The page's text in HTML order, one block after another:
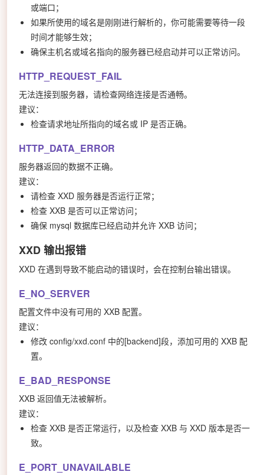
或端口；
如果所使用的域名是刚刚进行解析的，你可能需要等待一段
时间才能够生效；
确保主机名或域名指向的服务器已经启动并可以正常访问。
HTTP_REQUEST_FAIL
无法连接到服务器，请检查网络连接是否通畅。
建议：
检查请求地址所指向的域名或 IP 是否正确。
HTTP_DATA_ERROR
服务器返回的数据不正确。
建议：
请检查 XXD 服务器是否运行正常；
检查 XXB 是否可以正常访问；
确保 mysql 数据库已经启动并允许 XXB 访问；
XXD 输出报错
XXD 在遇到导致不能启动的错误时，会在控制台输出错误。
E_NO_SERVER
配置文件中没有可用的 XXB 配置。
建议：
修改 config/xxd.conf 中的[backend]段，添加可用的 XXB 配
置。
E_BAD_RESPONSE
XXB 返回值无法被解析。
建议：
检查 XXB 是否正常运行，以及检查 XXB 与 XXD 版本是否一
致。
E_PORT_UNAVAILABLE